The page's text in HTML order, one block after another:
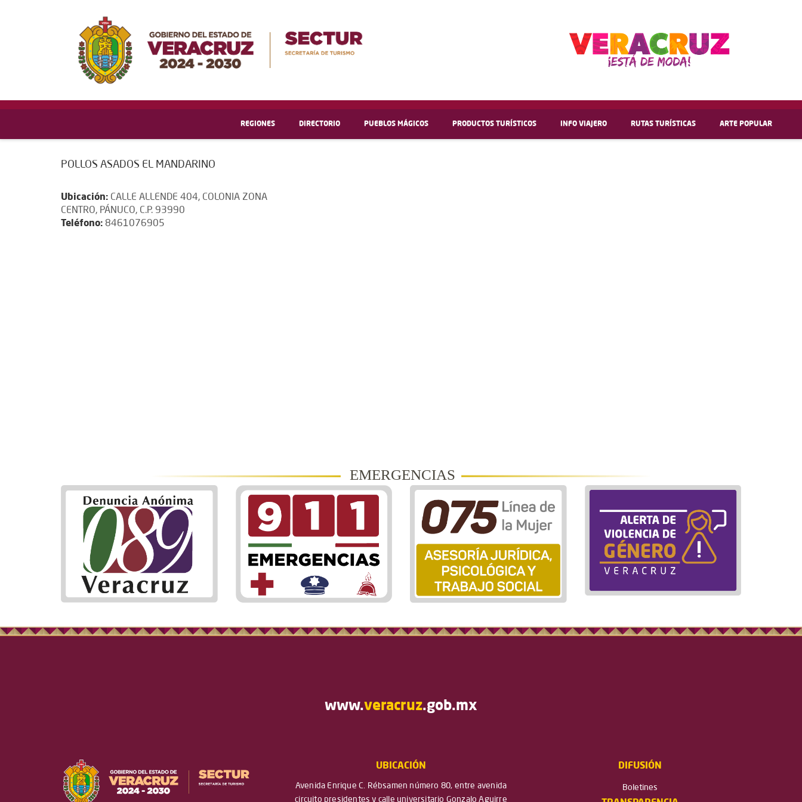
REGIONES DIRECTORIO PUEBLOS MÁGICOS PRODUCTOS TURÍSTICOS INFO VIAJERO RUTAS TURÍSTICAS ARTE POPULAR
POLLOS ASADOS EL MANDARINO
Ubicación: CALLE ALLENDE 404, COLONIA ZONA
CENTRO, PÁNUCO, C.P. 93990
Teléfono: 8461076905
EMERGENCIAS
www.veracruz.gob.mx
UBICACIÓN
Avenida Enrique C. Rébsamen número 80, entre avenida
circuito presidentes y calle universitario Gonzalo Aguirre
DIFUSIÓN
Boletines